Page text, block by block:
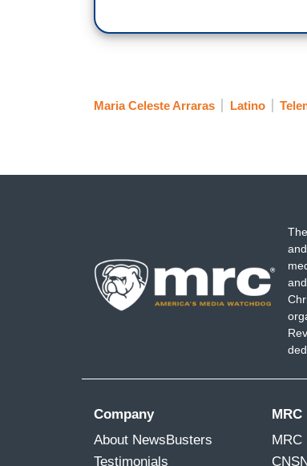
Maria Celeste Arraras Latino
Company
About NewsBusters
Testimonials
MRC